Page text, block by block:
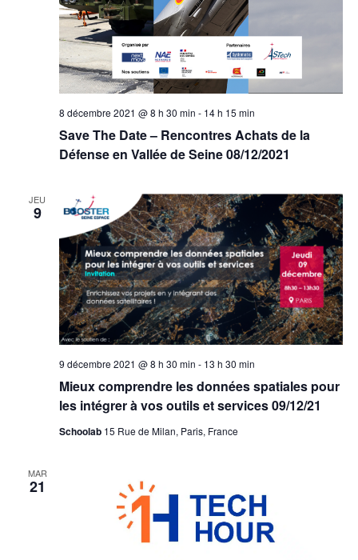
Save The Date – Rencontres Achats de la
Défense en Vallée de Seine 08/12/2021
8 décembre 2021 @ 8 h 30 min - 14 h 15 min
JEU
9
Mieux comprendre les données spatiales pour
les intégrer à vos outils et services 09/12/21
9 décembre 2021 @ 8 h 30 min - 13 h 30 min
Schoolab 15 Rue de Milan, Paris, France
MAR
21